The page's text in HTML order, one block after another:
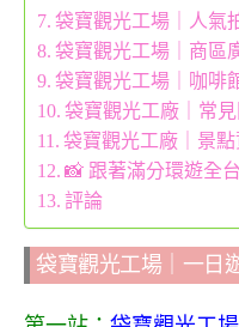
袋寶觀光工場｜人氣
袋寶觀光工場｜商區
袋寶觀光工場｜咖啡
袋寶觀光工廠｜常
袋寶觀光工廠｜景
📸 跟著滿分環遊全
評論
袋寶觀光工場｜一日